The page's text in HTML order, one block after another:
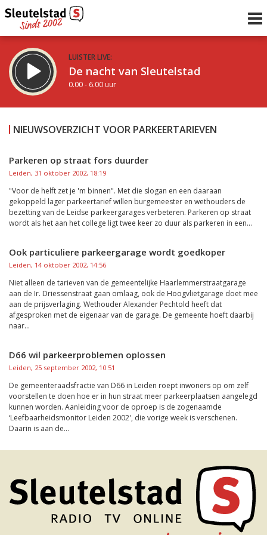
LUISTER LIVE:
De nacht van Sleutelstad
0.00 - 6.00 uur
De ochtend van Sleutelstad
Inklappen
NIEUWSOVERZICHT VOOR PARKEERTARIEVEN
Parkeren op straat fors duurder
Leiden, 31 oktober 2002, 18:19
"Voor de helft zet je 'm binnen". Met die slogan en een daaraan
gekoppeld lager parkeertarief willen burgemeester en wethouders de
bezetting van de Leidse parkeergarages verbeteren. Parkeren op straat
wordt als het aan het college ligt twee keer zo duur als parkeren in een...
Ook particuliere parkeergarage wordt goedkoper
Leiden, 14 oktober 2002, 14:56
Niet alleen de tarieven van de gemeentelijke Haarlemmerstraatgarage
aan de Ir. Driessenstraat gaan omlaag, ook de Hoogvlietgarage doet mee
aan de prijsverlaging. Wethouder Alexander Pechtold heeft dat
afgesproken met de eigenaar van de garage. De gemeente hoeft daarbij
naar...
D66 wil parkeerproblemen oplossen
Leiden, 25 september 2002, 10:51
De gemeenteraadsfractie van D66 in Leiden roept inwoners op om zelf
voorstellen te doen hoe er in hun straat meer parkeerplaatsen aangelegd
kunnen worden. Aanleiding voor de oproep is de zogenaamde
‘Leefbaarheidsmonitor Leiden 2002', die vorige week is verschenen.
Daarin is aan de...